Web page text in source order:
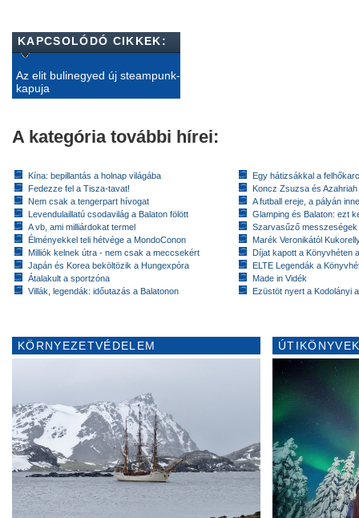
KAPCSOLÓDÓ CIKKEK:
Az elit bulinegyed új steampunk-
kapuja
A kategória további hírei:
Kína: bepillantás a holnap világába
Fedezze fel a Tisza-tavat!
Nem csak a tengerpart hívogat
Levendulaillatú csodavilág a Balaton fölött
A vb, ami milliárdokat termel
Élményekkel teli hétvége a MondoConon
Milliók kelnek útra - nem csak a meccsekért
Japán és Korea beköltözik a Hungexpóra
Átalakult a sportzóna
Villák, legendák: időutazás a Balatonon
Egy hátizsákkal a
Koncz Zsuzsa és
A futball ereje, a pályán
Glamping és Balaton: ezt
Szarvasűző messzeségek
Marék Veronikától
Díjat kapott a Könyvhéten
ELTE Legendák a
Made in Vidék
Ezüstöt nyert a Kodolányi
KÖRNYEZETVÉDELEM